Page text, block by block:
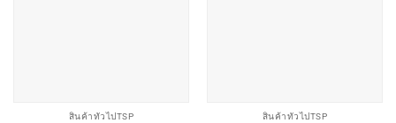
สินค้าทั่วไปTSP สินค้าทั่วไปTSP